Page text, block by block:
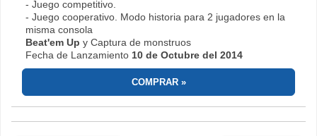
- Juego competitivo.
- Juego cooperativo. Modo historia para 2 jugadores en la
misma consola
Beat'em Up y Captura de monstruos
Fecha de Lanzamiento 10 de Octubre del 2014
COMPRAR